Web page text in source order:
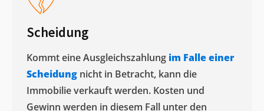
Scheidung
Kommt eine Ausgleichszahlung im Falle einer
Scheidung nicht in Betracht, kann die
Immobilie verkauft werden. Kosten und
Gewinn werden in diesem Fall unter den